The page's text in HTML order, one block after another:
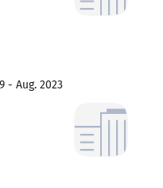
- Aug. 2023